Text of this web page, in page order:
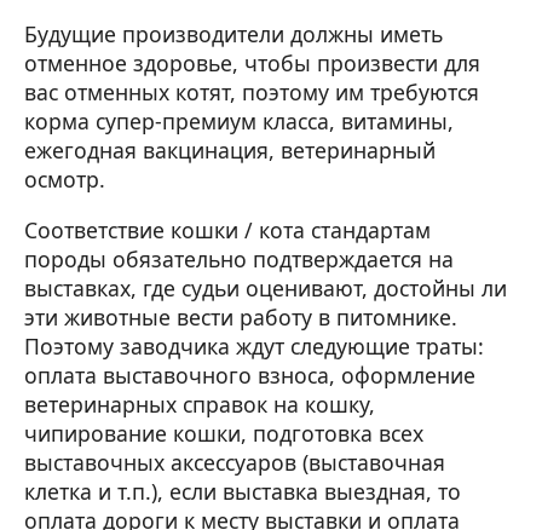
Будущие производители должны иметь
отменное здоровье, чтобы произвести для
вас отменных котят, поэтому им требуются
корма супер-премиум класса, витамины,
ежегодная вакцинация, ветеринарный
осмотр.
Соответствие кошки / кота стандартам
породы обязательно подтверждается на
выставках, где судьи оценивают, достойны ли
эти животные вести работу в питомнике.
Поэтому заводчика ждут следующие траты:
оплата выставочного взноса, оформление
ветеринарных справок на кошку,
чипирование кошки, подготовка всех
выставочных аксессуаров (выставочная
клетка и т.п.), если выставка выездная, то
оплата дороги к месту выставки и оплата